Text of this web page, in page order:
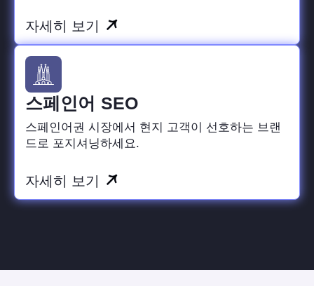
자세히 보기
스페인어 SEO
스페인어권 시장에서 현지 고객이 선호하는 브랜
드로 포지셔닝하세요.
자세히 보기